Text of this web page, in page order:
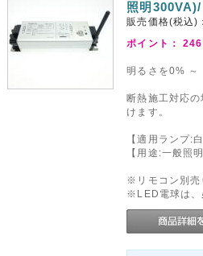
照明
販売価格(税込
ポイント：246
明るさを0% ～
断熱施工対応
けます。
【適用ランプ:
【用途:一般照
※リモコン別売
※LED電球は、